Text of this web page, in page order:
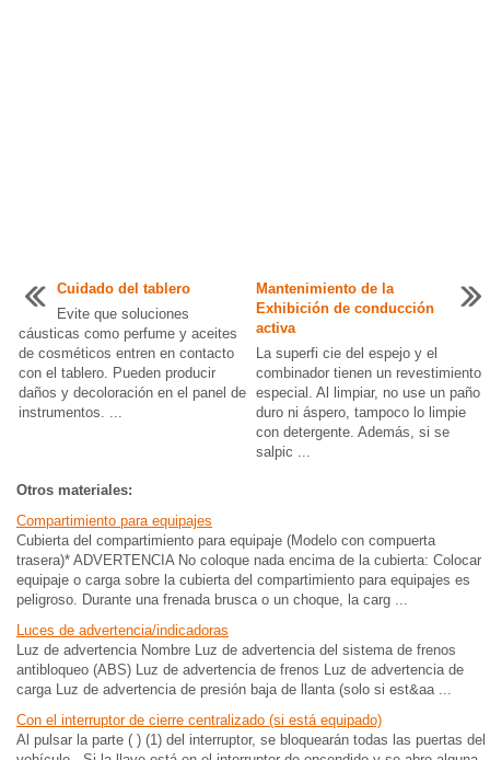
Cuidado del tablero
Evite que soluciones
cáusticas como perfume y aceites
de cosméticos entren en contacto
con el tablero. Pueden producir
daños y decoloración en el panel de
instrumentos. ...
Mantenimiento de la
Exhibición de conducción
activa
La superfi cie del espejo y el
combinador tienen un revestimiento
especial. Al limpiar, no use un paño
duro ni áspero, tampoco lo limpie
con detergente. Además, si se
salpic ...
Otros materiales:
Compartimiento para equipajes
Cubierta del compartimiento para equipaje (Modelo con compuerta
trasera)* ADVERTENCIA No coloque nada encima de la cubierta: Colocar
equipaje o carga sobre la cubierta del compartimiento para equipajes es
peligroso. Durante una frenada brusca o un choque, la carg ...
Luces de advertencia/indicadoras
Luz de advertencia Nombre Luz de advertencia del sistema de frenos
antibloqueo (ABS) Luz de advertencia de frenos Luz de advertencia de
carga Luz de advertencia de presión baja de llanta (solo si est&aa ...
Con el interruptor de cierre centralizado (si está equipado)
Al pulsar la parte ( ) (1) del interruptor, se bloquearán todas las puertas del